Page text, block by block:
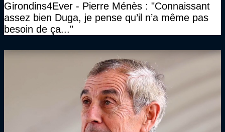
Girondins4Ever - Pierre Ménès : "Connaissant
assez bien Duga, je pense qu’il n’a même pas
besoin de ça..."